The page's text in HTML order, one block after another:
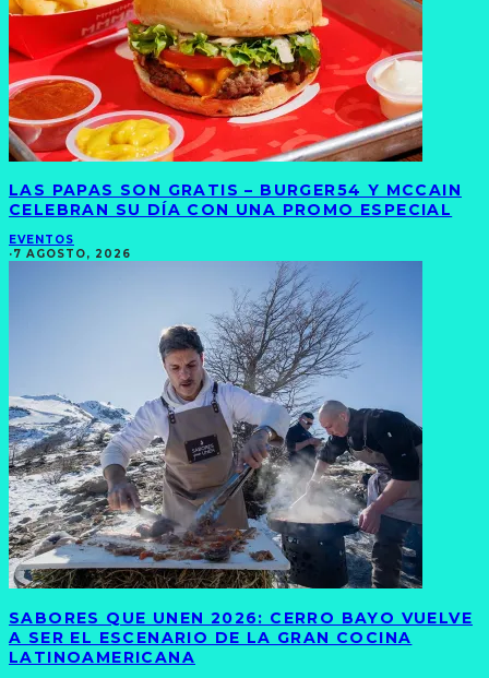
LAS PAPAS SON GRATIS – BURGER54 Y MCCAIN
CELEBRAN SU DÍA CON UNA PROMO ESPECIAL
EVENTOS
·7 AGOSTO, 2026
SABORES QUE UNEN 2026: CERRO BAYO VUELVE
A SER EL ESCENARIO DE LA GRAN COCINA
LATINOAMERICANA